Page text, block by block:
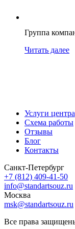
Группа
Читать далее
Услуги центра
Схема работы
Отзывы
Блог
Контакты
Санкт-Петербург
+7 (812) 409-41-50
info@standartsouz.ru
Москва
msk@standartsouz.ru
Все права